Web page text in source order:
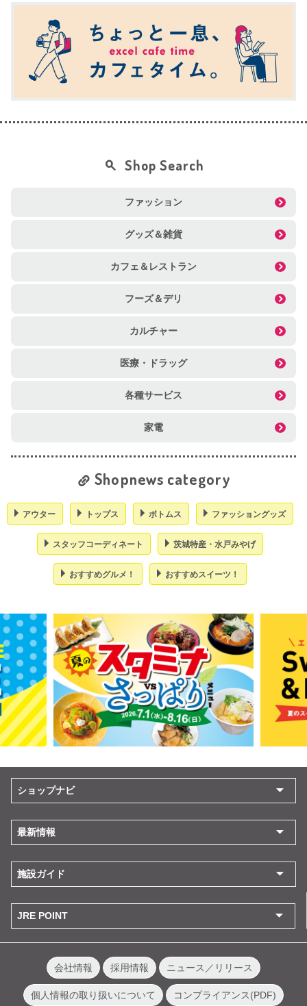
Shop Search
ファッション
グッズ＆雑貨
カフェ＆レストラン
フーズ＆デリ
カルチャー
医療・ドラッグ
各種サービス
家電
Shopnews category
アウター トップス ボトムス ファッショングッズ
スタッフコーディネート 茨城特産・水戸みやげ
おすすめグルメ！ おすすめスイーツ！
ショップナビ
最新情報
施設ガイド
JRE POINT
会社情報 採用情報 ニュース／リリース
個人情報の取り扱いについて コンプライアンス(PDF)